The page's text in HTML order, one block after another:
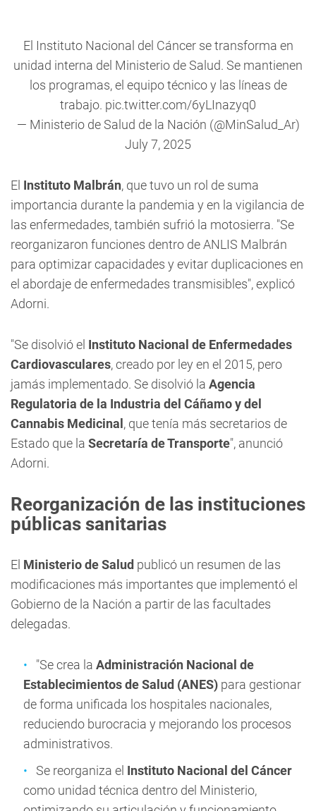
El Instituto Nacional del Cáncer se transforma en
unidad interna del Ministerio de Salud. Se mantienen
los programas, el equipo técnico y las líneas de
trabajo. pic.twitter.com/6yLInazyq0
— Ministerio de Salud de la Nación (@MinSalud_Ar)
July 7, 2025
El Instituto Malbrán, que tuvo un rol de suma
importancia durante la pandemia y en la vigilancia de
las enfermedades, también sufrió la motosierra. "Se
reorganizaron funciones dentro de ANLIS Malbrán
para optimizar capacidades y evitar duplicaciones en
el abordaje de enfermedades transmisibles", explicó
Adorni.
"Se disolvió el Instituto Nacional de Enfermedades
Cardiovasculares, creado por ley en el 2015, pero
jamás implementado. Se disolvió la Agencia
Regulatoria de la Industria del Cáñamo y del
Cannabis Medicinal , que tenía más secretarios de
Estado que la Secretaría de Transporte", anunció
Adorni.
Reorganización de las instituciones
públicas sanitarias
El Ministerio de Salud publicó un resumen de las
modificaciones más importantes que implementó el
Gobierno de la Nación a partir de las facultades
delegadas.
"Se crea la Administración Nacional de
Establecimientos de Salud (ANES) para gestionar
de forma unificada los hospitales nacionales,
reduciendo burocracia y mejorando los procesos
administrativos.
Se reorganiza el Instituto Nacional del Cáncer
como unidad técnica dentro del Ministerio,